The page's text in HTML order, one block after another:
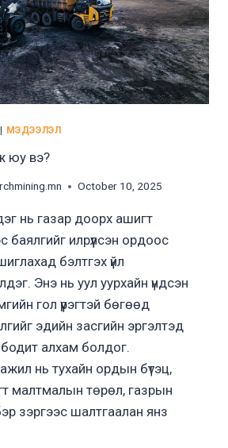
| МЭДЭЭЛЭЛ
юу вэ?
October 10, 2025
нь газар доорх ашигт
илрүүлсэн ордоос
бэлтгэх үйл
Энэ нь уул уурхайн үндсэн
гол үүрэгтэй бөгөөд
эдийн засгийн эргэлтэд
алхам болдог.
нь тухайн ордын бүтэц,
малтмалын төрөл, газрын
зэргээс шалтгаалан янз